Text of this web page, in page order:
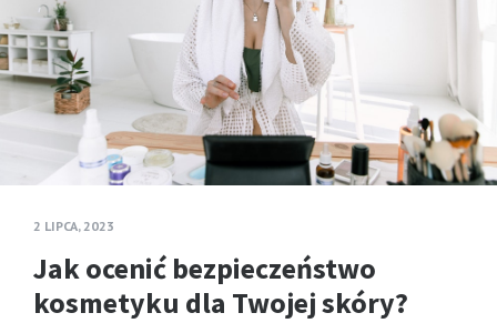
2 LIPCA, 2023
Jak ocenić bezpieczeństwo
kosmetyku dla Twojej skóry?